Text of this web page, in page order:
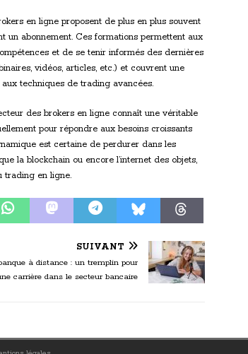
en ligne proposent de plus en plus souvent
un abonnement. Ces formations permettent aux
et de se tenir informés des dernières
vidéos, articles, etc.) et couvrent une
techniques de trading avancées.
des brokers en ligne connaît une véritable
pour répondre aux besoins croissants
est certaine de perdurer dans les
la blockchain ou encore l’internet des objets,
trading en ligne.
SUIVANT
à distance : un tremplin pour
carrière dans le secteur bancaire